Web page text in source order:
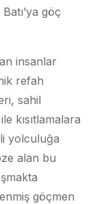
göç
insanlar
refah
sahil
kısıtlamalara
yolculuğa
alan bu
göçmen